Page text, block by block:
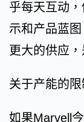
乎每天互动
示和产品蓝
更大的供应
关于产能的
如果Marvell